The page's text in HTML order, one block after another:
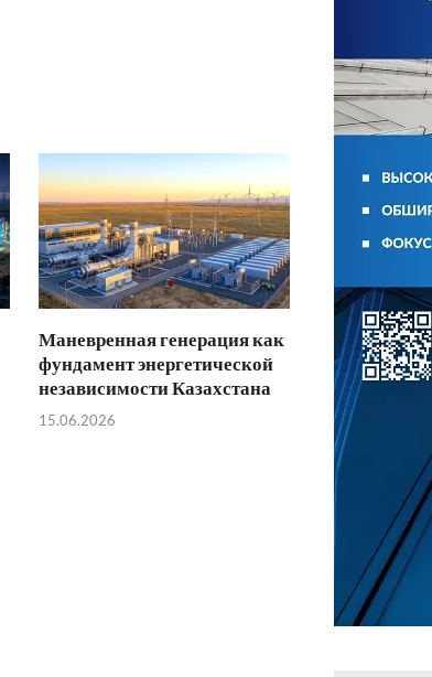
Маневренная генерация как
фундамент энергетической
независимости Казахстана
15.06.2026